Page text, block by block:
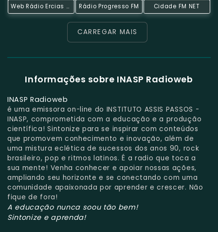
Web Rádio Ercias Jansen Rádio Progresso FM Cidade FM NET
CARREGAR MAIS
Informações sobre INASP Radioweb
INASP Radioweb
é uma emissora on-line do INSTITUTO ASSIS PASSOS -
INASP, comprometida com a educação e a produção
científica! Sintonize para se inspirar com conteúdos
que promovem conhecimento e inovação, além de
uma mistura eclética de sucessos dos anos 90, rock
brasileiro, pop e ritmos latinos. É a radio que toca a
sua mente! Venha conhecer e apoiar nossas ações,
ampliando seu horizonte e se conectando com uma
comunidade apaixonada por aprender e crescer. Não
fique de fora!
A educação nunca soou tão bem!
Sintonize e aprenda!